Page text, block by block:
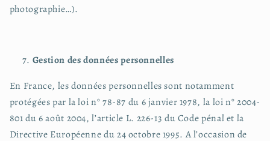
photographie…).
Gestion des données personnelles
En France, les données personnelles sont notamment
protégées par la loi n° 78-87 du 6 janvier 1978, la loi n° 2004-
801 du 6 août 2004, l’article L. 226-13 du Code pénal et la
Directive Européenne du 24 octobre 1995. A l’occasion de